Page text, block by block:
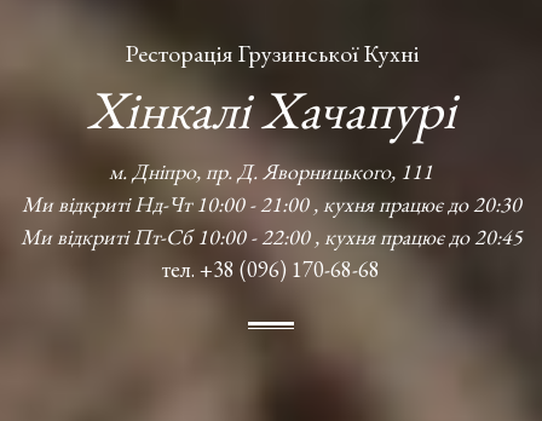
Ресторація Грузинської Кухні
Хінкалі Хачапурі
м. Дніпро, пр. Д. Яворницького, 111
Ми відкриті Нд-Чт 10:00 - 21:00 , кухня працює до 20:30
Ми відкриті Пт-Сб 10:00 - 22:00 , кухня працює до 20:45
тел. +38 (096) 170-68-68